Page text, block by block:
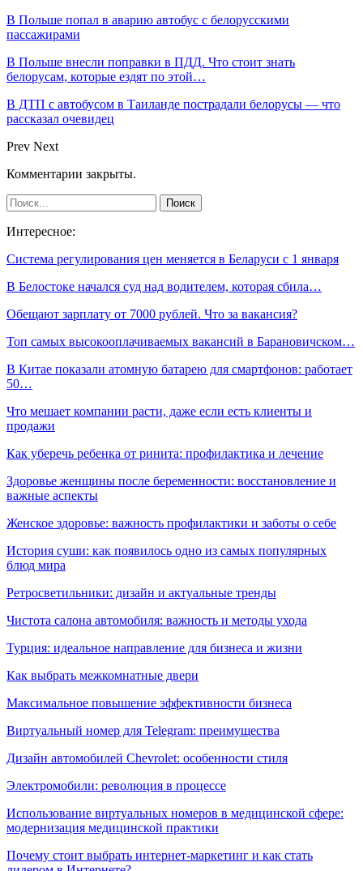
В Польше попал в аварию автобус с белорусскими
пассажирами
В Польше внесли поправки в ПДД. Что стоит знать
белорусам, которые ездят по этой…
В ДТП с автобусом в Таиланде пострадали белорусы — что
рассказал очевидец
Prev Next
Комментарии закрыты.
Интересное:
Система регулирования цен меняется в Беларуси с 1 января
В Белостоке начался суд над водителем, которая сбила…
Обещают зарплату от 7000 рублей. Что за вакансия?
Топ самых высокооплачиваемых вакансий в Барановичском…
В Китае показали атомную батарею для смартфонов: работает
50…
Что мешает компании расти, даже если есть клиенты и
продажи
Как уберечь ребенка от ринита: профилактика и лечение
Здоровье женщины после беременности: восстановление и
важные аспекты
Женское здоровье: важность профилактики и заботы о себе
История суши: как появилось одно из самых популярных
блюд мира
Ретросветильники: дизайн и актуальные тренды
Чистота салона автомобиля: важность и методы ухода
Турция: идеальное направление для бизнеса и жизни
Как выбрать межкомнатные двери
Максимальное повышение эффективности бизнеса
Виртуальный номер для Telegram: преимущества
Дизайн автомобилей Chevrolet: особенности стиля
Электромобили: революция в процессе
Использование виртуальных номеров в медицинской сфере:
модернизация медицинской практики
Почему стоит выбрать интернет-маркетинг и как стать